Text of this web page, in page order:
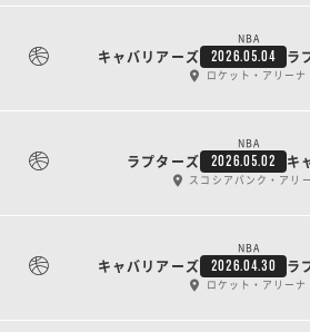
NBA
キャバリアーズ 2026.05.04 ラ
ロケット・アリーナ
NBA
ラプターズ 2026.05.02 キ
スコシアバンク・アリ
NBA
キャバリアーズ 2026.04.30 ラ
ロケット・アリーナ